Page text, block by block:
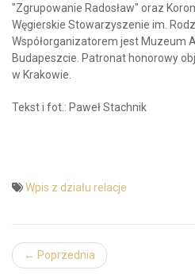
"Zgrupowanie Radosław" oraz
Węgierskie Stowarzyszenie im.
Współorganizatorem jest Muzeum
Budapeszcie. Patronat honorowy
w Krakowie.
Tekst i fot.: Paweł Stachnik
Wpis z działu relacje
← Poprzednia